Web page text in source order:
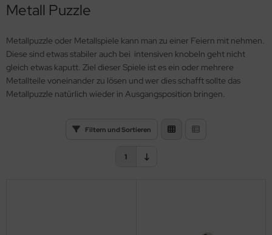
Metall Puzzle
Metallpuzzle oder Metallspiele kann man zu einer Feiern mit nehmen.
Diese sind etwas stabiler auch bei intensiven knobeln geht nicht
gleich etwas kaputt. Ziel dieser Spiele ist es ein oder mehrere
Metallteile voneinander zu lösen und wer dies schafft sollte das
Metallpuzzle natürlich wieder in Ausgangsposition bringen.
Filtern und Sortieren
1
06
07
08
10